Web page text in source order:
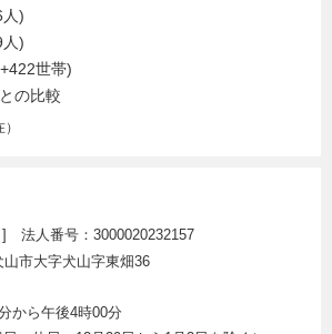
] 法人番号：3000020232157
市大字犬山字東畑36
から午後4時00分
)
)
世帯)
の比較